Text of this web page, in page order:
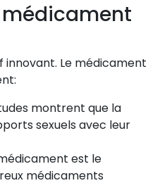
médicament
innovant. Le médicament
montrent que la
sexuels avec leur
est le
médicaments